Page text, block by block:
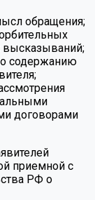
обращения;
высказываний;
содержанию
договорами
приемной с
РФ о